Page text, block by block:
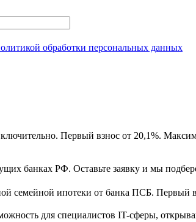
обработки персональных данных
Первый взнос от 20,1%.
банках РФ. Оставьте заявку и мы
семейной ипотеки от банка ПСБ. Первый
для специалистов IT-сферы,